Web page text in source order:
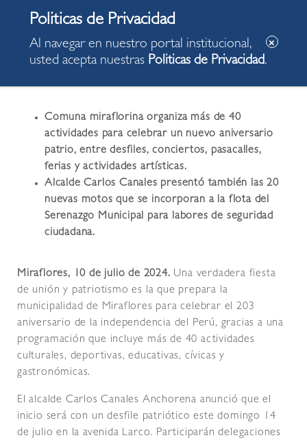
presenta nuevas
motos del Serenazgo
Comuna miraflorina organiza más de 40
actividades para celebrar un nuevo aniversario
patrio, entre desfiles, conciertos, pasacalles,
ferias y actividades artísticas.
Alcalde Carlos Canales presentó también las 20
nuevas motos que se incorporan a la flota del
Serenazgo Municipal para labores de seguridad
ciudadana.
Miraflores, 10 de julio de 2024. Una verdadera fiesta
de unión y patriotismo es la que prepara la
municipalidad de Miraflores para celebrar el 203
aniversario de la independencia del Perú, gracias a una
programación que incluye más de 40 actividades
culturales, deportivas, educativas, cívicas y
gastronómicas.
El alcalde Carlos Canales Anchorena anunció que el
inicio será con un desfile patriótico este domingo 14
de julio en la avenida Larco. Participarán delegaciones
Al navegar en nuestro portal institucional,
usted acepta nuestras Politicas de Privacidad.